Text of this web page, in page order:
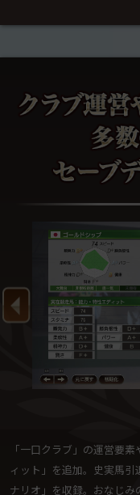
「一口クラブ」の運営要
ィット」を追加。史実馬
ナリオ」を収録。おなじ